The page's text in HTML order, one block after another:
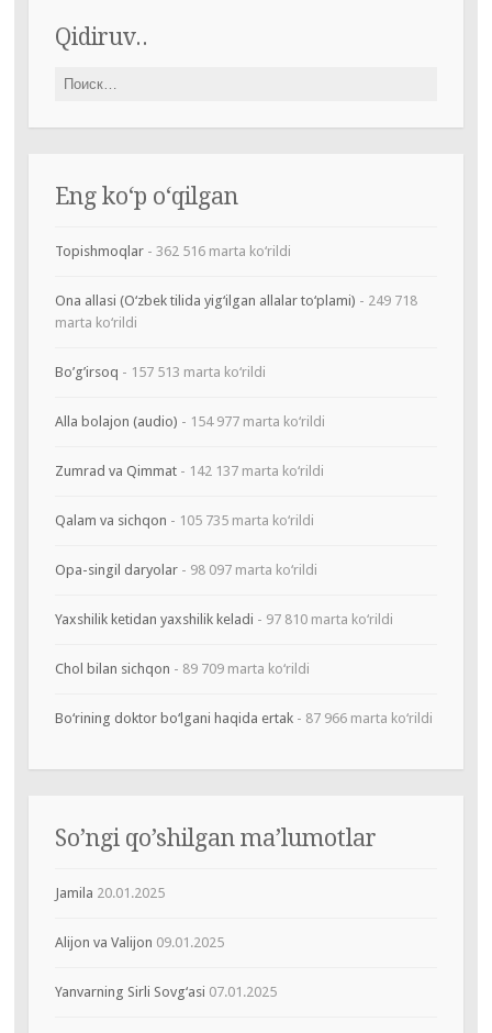
Qidiruv..
Найти:
Eng ko‘p o‘qilgan
Topishmoqlar- 362 516 marta ko‘rildi
Ona allasi (O‘zbek tilida yig‘ilgan allalar to‘plami) - 249 718
marta ko‘rildi
Bo’g’irsoq - 157 513 marta ko‘rildi
Alla bolajon (audio) - 154 977 marta ko‘rildi
Zumrad va Qimmat- 142 137 marta ko‘rildi
Qalam va sichqon - 105 735 marta ko‘rildi
Opa-singil daryolar- 98 097 marta ko‘rildi
Yaxshilik ketidan yaxshilik keladi - 97 810 marta ko‘rildi
Chol bilan sichqon - 89 709 marta ko‘rildi
Bo‘rining doktor bo‘lgani haqida ertak- 87 966 marta ko‘rildi
So’ngi qo’shilgan ma’lumotlar
Jamila 20.01.2025
Alijon va Valijon 09.01.2025
Yanvarning Sirli Sovg‘asi 07.01.2025